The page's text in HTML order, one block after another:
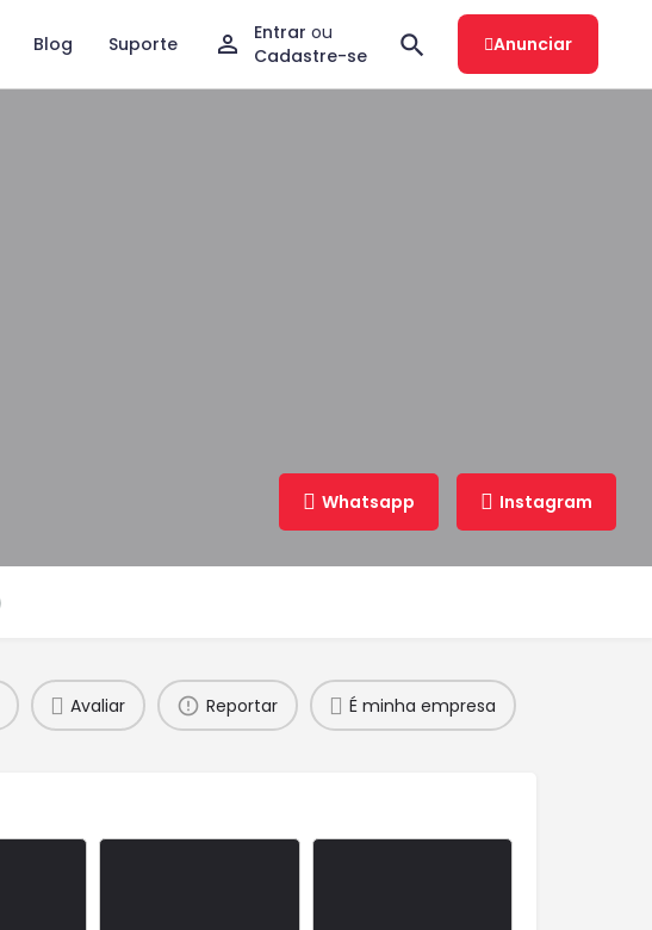
Blog Suporte Entrar ou
Cadastre-se
Anunciar
Whatsapp Instagram
Avaliar Reportar É minha empresa